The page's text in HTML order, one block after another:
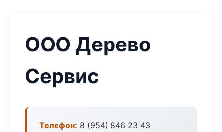
ООО Дерево
Сервис
Телефон: 8 (954) 846 23 43